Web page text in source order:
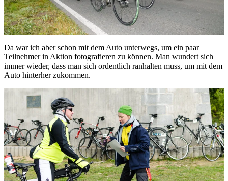
Da war ich aber schon mit dem Auto unterwegs, um ein paar
Teilnehmer in Aktion fotografieren zu können. Man wundert sich
immer wieder, dass man sich ordentlich ranhalten muss, um mit dem
Auto hinterher zukommen.